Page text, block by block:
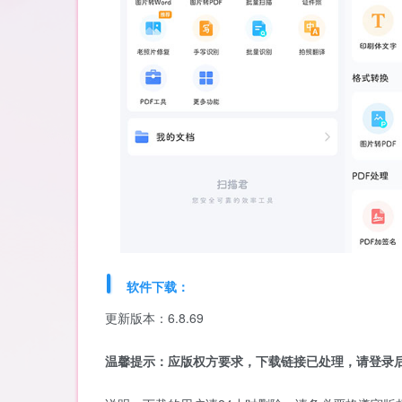
软件下载：
更新版本：6.8.69
温馨提示：应版权方要求，下载链接已处理，请登录